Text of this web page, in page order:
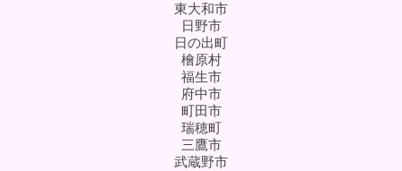
東大和市
日野市
日の出町
檜原村
福生市
府中市
町田市
瑞穂町
三鷹市
武蔵野市